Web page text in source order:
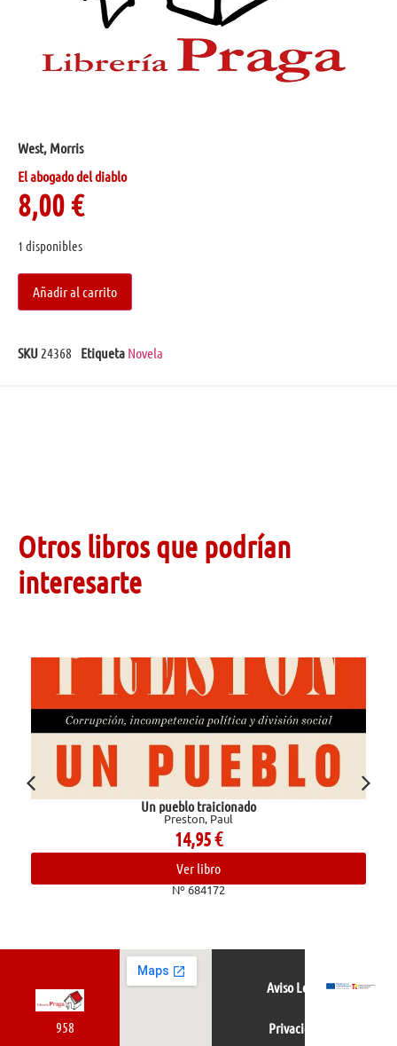
West, Morris
El abogado del diablo
8,00€
1 disponibles
Añadir al carrito
SKU 24368 Etiqueta Novela
Otros libros que podrían
interesarte
Un pueblo traicionado
Preston, Paul
14,95€
Ver libro
Nº 684172
958
Aviso Legal
Privacidad